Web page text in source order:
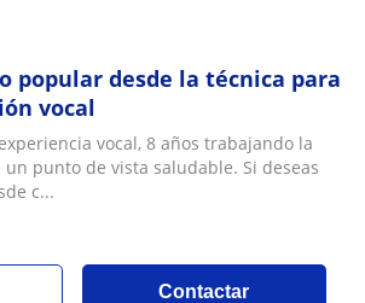
popular desde la técnica para
vocal
vocal, 8 años trabajando la
punto de vista saludable. Si deseas
c...
Contactar